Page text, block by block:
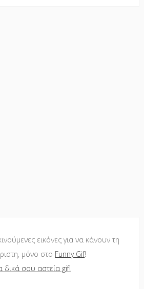
εικόνες για να κάνουν τη
μόνο στο Funny Gif!
δικά σου αστεία gif!